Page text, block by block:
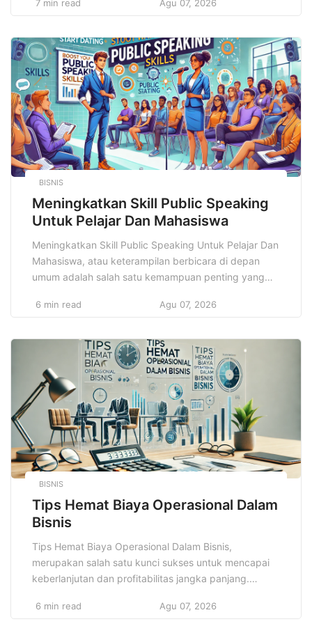
mengenai kesehatan tubuh dan mental, kita memiliki
kehidupan yang lebih sehat, lebih bugar, dan lebih
seimbang. Di era digital ini, informasi mengenai gaya
hidup […]
7 min read Agu 07, 2026
BISNIS
Meningkatkan Skill Public Speaking
Untuk Pelajar Dan Mahasiswa
Meningkatkan Skill Public Speaking Untuk Pelajar Dan
Mahasiswa, atau keterampilan berbicara di depan
umum adalah salah satu kemampuan penting yang
sangat relevan dalam dunia pendidikan, khususnya
persaingan yang semakin ketat, keterampilan ini
menjadi nilai tambah yang tak bisa diabaikan. […]
6 min read Agu 07, 2026
BISNIS
Tips Hemat Biaya Operasional Dalam
Bisnis
Tips Hemat Biaya Operasional Dalam Bisnis,
merupakan salah satu kunci sukses untuk mencapai
keberlanjutan dan profitabilitas jangka panjang.
besar, pasti memiliki biaya operasional yang harus
6 min read Agu 07, 2026